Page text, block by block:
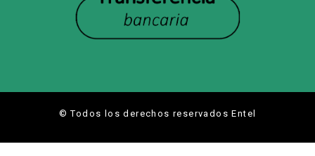
© Todos los derechos reservados Entel